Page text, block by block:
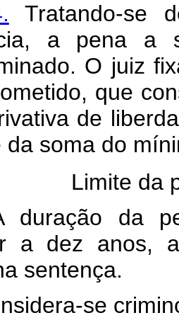
Tratando-se
a pena a
O juiz
que
de
da soma do
Limite da
da
a dez anos,
sentença.
se